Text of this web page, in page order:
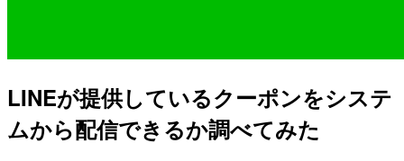
LINEが提供しているクーポンをシステ
ムから配信できるか調べてみた